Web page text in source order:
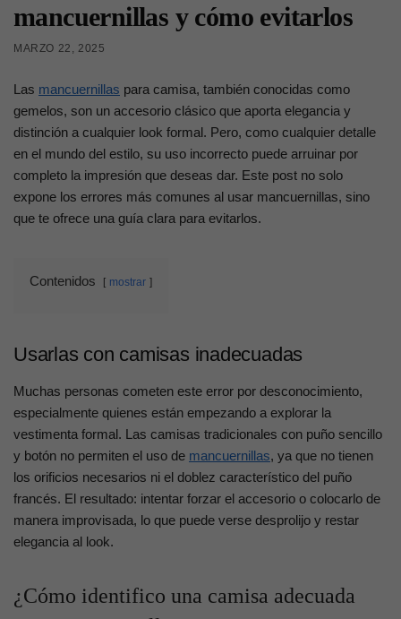
mancuernillas y cómo evitarlos
MARZO 22, 2025
Las mancuernillas para camisa, también conocidas como
gemelos, son un accesorio clásico que aporta elegancia y
distinción a cualquier look formal. Pero, como cualquier detalle
en el mundo del estilo, su uso incorrecto puede arruinar por
completo la impresión que deseas dar. Este post no solo
expone los errores más comunes al usar mancuernillas, sino
que te ofrece una guía clara para evitarlos.
Contenidos mostrar
Usarlas con camisas inadecuadas
Muchas personas cometen este error por desconocimiento,
especialmente quienes están empezando a explorar la
vestimenta formal. Las camisas tradicionales con puño sencillo
y botón no permiten el uso de mancuernillas, ya que no tienen
los orificios necesarios ni el doblez característico del puño
francés. El resultado: intentar forzar el accesorio o colocarlo de
manera improvisada, lo que puede verse desprolijo y restar
elegancia al look.
¿Cómo identifico una camisa adecuada